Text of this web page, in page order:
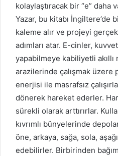
kolaylaştıracak bir “e” daha
Yazar, bu kitabı İngiltere’de
kaleme alır ve projeyi
adımları atar. E-cinler,
yapabilmeye kabiliyetli akıllı
arazilerinde çalışmak üzere
enerjisi ile masrafsız
dönerek hareket ederler.
sürekli olarak arttırırlar.
kıvrımlı bünyelerinde
öne, arkaya, sağa, sola,
edebilirler. Birbirinden